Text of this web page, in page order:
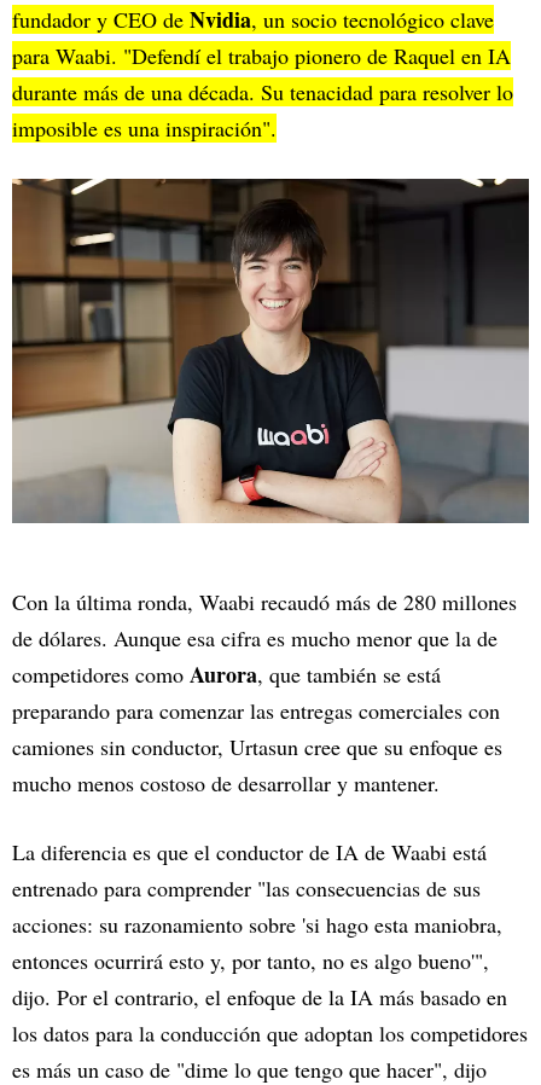
fundador y CEO de Nvidia, un socio tecnológico clave
para Waabi. "Defendí el trabajo pionero de Raquel en IA
durante más de una década. Su tenacidad para resolver lo
imposible es una inspiración".
Con la última ronda, Waabi recaudó más de 280 millones
de dólares. Aunque esa cifra es mucho menor que la de
competidores como Aurora, que también se está
preparando para comenzar las entregas comerciales con
camiones sin conductor, Urtasun cree que su enfoque es
mucho menos costoso de desarrollar y mantener.
La diferencia es que el conductor de IA de Waabi está
entrenado para comprender "las consecuencias de sus
acciones: su razonamiento sobre 'si hago esta maniobra,
entonces ocurrirá esto y, por tanto, no es algo bueno'",
dijo. Por el contrario, el enfoque de la IA más basado en
los datos para la conducción que adoptan los competidores
es más un caso de "dime lo que tengo que hacer", dijo